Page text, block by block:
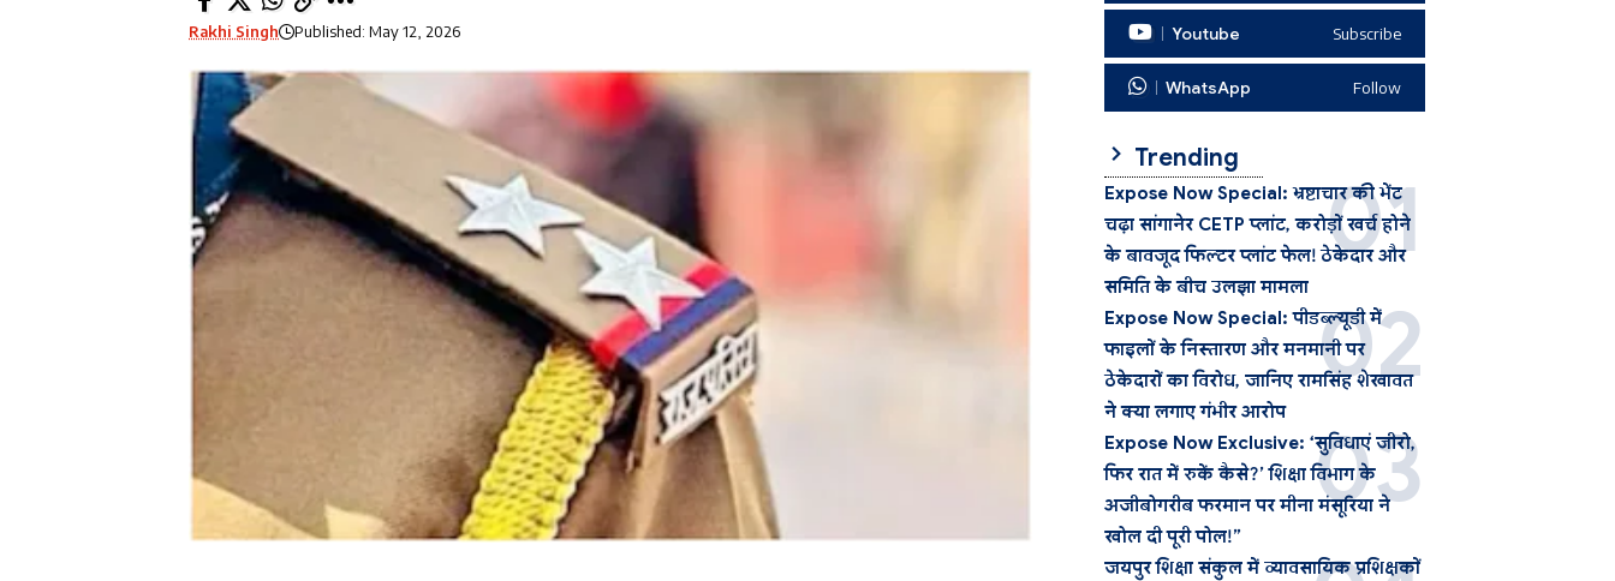
Rakhi Singh Published: May 12, 2026 Youtube Subscribe
WhatsApp Follow
Trending
Expose Now Special: भ्रष्टाचार की भेंट
चढ़ा सांगानेर CETP प्लांट, करोड़ों खर्च होने
के बावजूद फिल्टर प्लांट फेल! ठेकेदार और
समिति के बीच उलझा मामला
Expose Now Special: पीडब्ल्यूडी में
फाइलों के निस्तारण और मनमानी पर
ठेकेदारों का विरोध, जानिए रामसिंह शेखावत
ने क्या लगाए गंभीर आरोप
Expose Now Exclusive: ‘सुविधाएं जीरो,
फिर रात में रुकें कैसे?’ शिक्षा विभाग के
अजीबोगरीब फरमान पर मीना मंसूरिया ने
खोल दी पूरी पोल!”
जयपुर शिक्षा संकुल में व्यावसायिक प्रशिक्षकों